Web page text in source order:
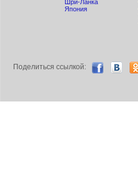
Шри-Ланка
Япония
Поделиться ccылкой: